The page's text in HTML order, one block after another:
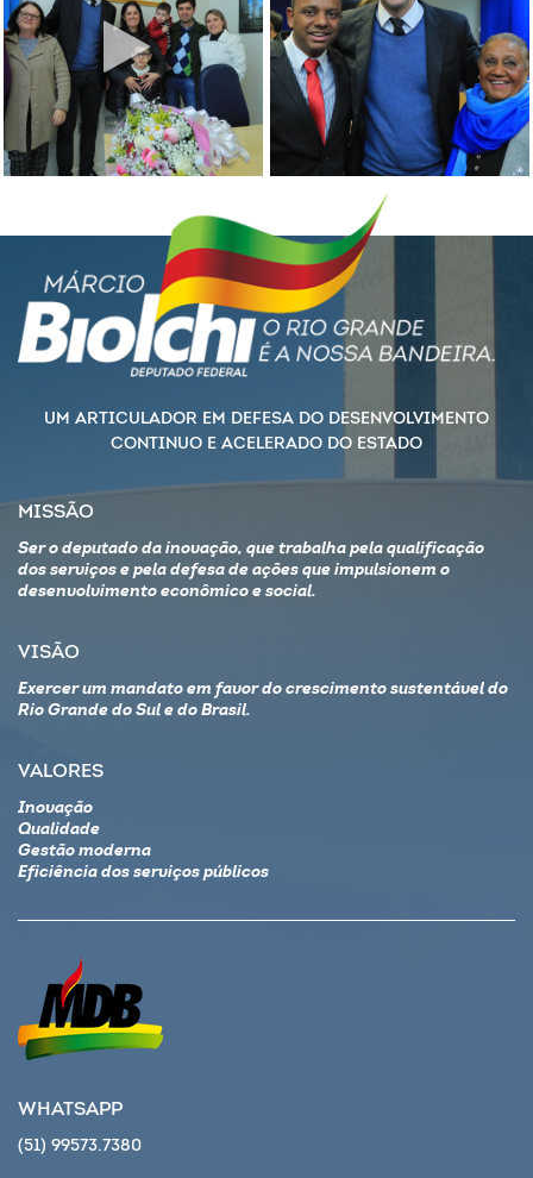
UM ARTICULADOR EM DEFESA DO DESENVOLVIMENTO
CONTINUO E ACELERADO DO ESTADO
MISSÃO
Ser o deputado da inovação, que trabalha pela qualificação
dos serviços e pela defesa de ações que impulsionem o
desenvolvimento econômico e social.
VISÃO
Exercer um mandato em favor do crescimento sustentável do
Rio Grande do Sul e do Brasil.
VALORES
Inovação
Qualidade
Gestão moderna
Eficiência dos serviços públicos
WHATSAPP
(51) 99573.7380